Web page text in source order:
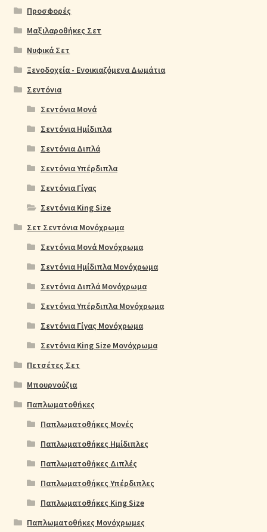
Προσφορές
Μαξιλαροθήκες Σετ
Νυφικά Σετ
Ξενοδοχεία - Ενοικιαζόμενα Δωμάτια
Σεντόνια
Σεντόνια Μονά
Σεντόνια Ημίδιπλα
Σεντόνια Διπλά
Σεντόνια Υπέρδιπλα
Σεντόνια Γίγας
Σεντόνια King Size
Σετ Σεντόνια Μονόχρωμα
Σεντόνια Μονά Μονόχρωμα
Σεντόνια Ημίδιπλα Μονόχρωμα
Σεντόνια Διπλά Μονόχρωμα
Σεντόνια Υπέρδιπλα Μονόχρωμα
Σεντόνια Γίγας Μονόχρωμα
Σεντόνια King Size Μονόχρωμα
Πετσέτες Σετ
Μπουρνούζια
Παπλωματοθήκες
Παπλωματοθήκες Μονές
Παπλωματοθήκες Ημίδιπλες
Παπλωματοθήκες Διπλές
Παπλωματοθήκες Υπέρδιπλες
Παπλωματοθήκες King Size
Παπλωματοθήκες Μονόχρωμες